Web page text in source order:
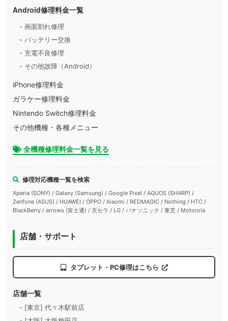
Android修理料金一覧
- 画面割れ修理
- バッテリー交換
- 充電不良修理
- その他故障（Android）
iPhone修理料金
ガラケー修理料金
Nintendo Switch修理料金
その他機種・各種メニュー
全機種修理料金一覧を見る
修理対応機種一覧を検索
Xperia (SONY) / Galaxy (Samsung) / Google Pixel / AQUOS (SHARP) /
Zenfone (ASUS) / HUAWEI / OPPO / Xiaomi / REDMAGIC / Nothing / HTC /
BlackBerry / arrows (富士通) / 京セラ / LG / パナソニック / 東芝 / Motorola
店舗・サポート
タブレット・PC修理はこちら
店舗一覧
- [東京] 代々木駅前店